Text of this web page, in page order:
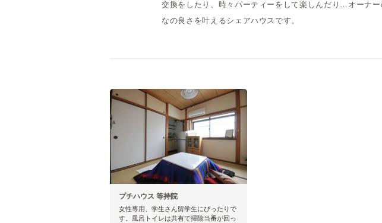
交換をしたり、時々パーティーをして楽しんだり…オーナ
なの良さを叶えるシェアハウスです。
プチハウス 等持院
女性専用、学生さん留学生にぴったりで
す。風呂トイレは共有で掃除当番が回っ